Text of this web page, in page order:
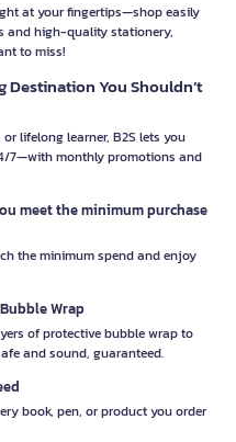
at your fingertips—shop easily
and high-quality stationery,
to miss!
Destination You Shouldn’t
lifelong learner, B2S lets you
7—with monthly promotions and
meet the minimum purchase
the minimum spend and enjoy
Wrap
of protective bubble wrap to
and sound, guaranteed.
book, pen, or product you order